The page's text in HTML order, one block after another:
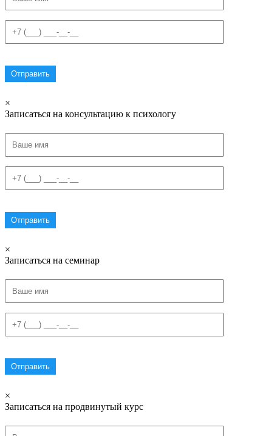
×
Записаться на консультацию к психологу
×
Записаться на семинар
×
Записаться на продвинутый курс